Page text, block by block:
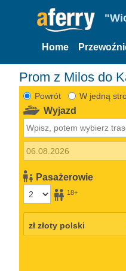
Home
Prom z Milos do
Powrót W jedną
Wyjazd
Pasażerowie
18+